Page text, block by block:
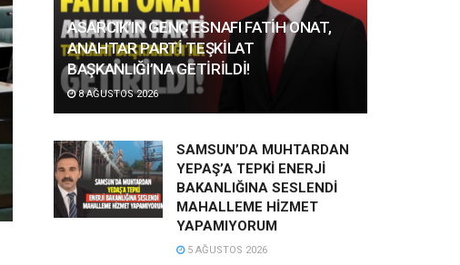
ASARCIK’IN GENÇ ESNAFI FATİH ONAT,
ANAHTAR PARTİ TEŞKİLAT
BAŞKANLIĞI’NA GETİRİLDİ!
8 AĞUSTOS 2026
SAMSUN’DA MUHTARDAN
YEPAŞ’A TEPKİ ENERJİ
BAKANLIĞINA SESLENDİ
MAHALLEME HİZMET
YAPAMIYORUM
5 AĞUSTOS 2026